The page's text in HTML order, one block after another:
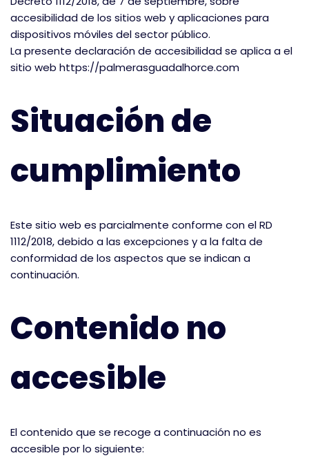
accesibilidad de los sitios web y aplicaciones para
dispositivos móviles del sector público.
La presente declaración de accesibilidad se aplica a el
sitio web https://palmerasguadalhorce.com
Situación de
cumplimiento
Este sitio web es parcialmente conforme con el RD
1112/2018, debido a las excepciones y a la falta de
conformidad de los aspectos que se indican a
continuación.
Contenido no
accesible
El contenido que se recoge a continuación no es
accesible por lo siguiente: